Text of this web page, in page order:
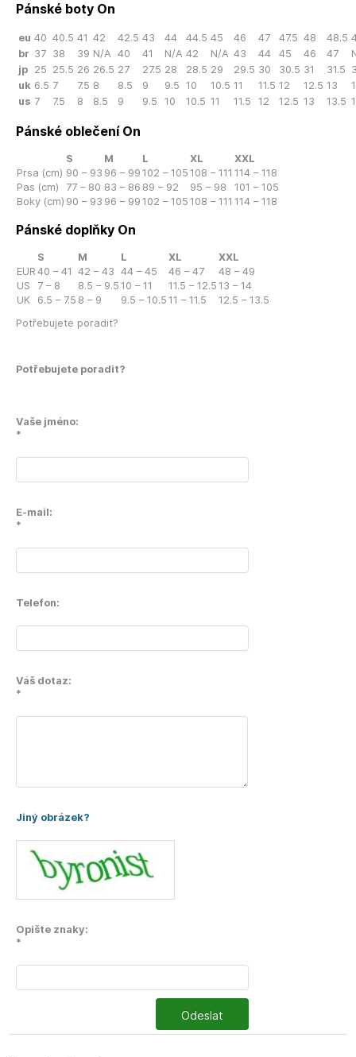
Pánské boty On
eu 40 40.5 41 42 42.5 43 44 44.5 45 46 47 47.5 48 48.5
br 37 38 39 N/A 40 41 N/A 42 N/A 43 44 45 46 47
jp 25 25.5 26 26.5 27 27.5 28 28.5 29 29.5 30 30.5 31 31.5
uk 6.5 7 7.5 8 8.5 9 9.5 10 10.5 11 11.5 12 12.5 13
us 7 7.5 8 8.5 9 9.5 10 10.5 11 11.5 12 12.5 13 13.5
Pánské oblečení On
S M L XL
XXL
Prsa (cm) 90 – 93 96 – 99 102 – 105 108 – 111 114 – 118
Pas (cm)
77 – 80 83 – 86 89 – 92 95 – 98
101 – 105
Boky (cm) 90 – 93 96 – 99 102 – 105 108 – 111 114 – 118
Pánské doplňky On
S M L XL
XXL
EUR 40 – 41 42 – 43 44 – 45 46 – 47
48 – 49
US
7 – 8 8.5 – 9.5 10 – 11 11.5 – 12.5 13 – 14
UK
6.5 – 7.5 8 – 9 9.5 – 10.5 11 – 11.5
12.5 – 13.5
Potřebujete poradit?
Potřebujete poradit?
Vaše jméno:
*
E-mail:
*
Telefon:
Váš dotaz:
*
Jiný obrázek?
Opište znaky:
*
Odeslat